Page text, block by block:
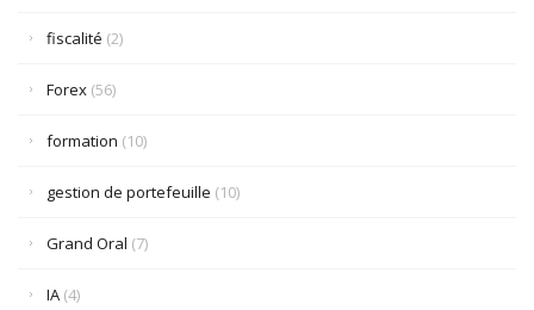
fiscalité (2)
Forex (56)
formation (10)
gestion de portefeuille (10)
Grand Oral (7)
IA (4)